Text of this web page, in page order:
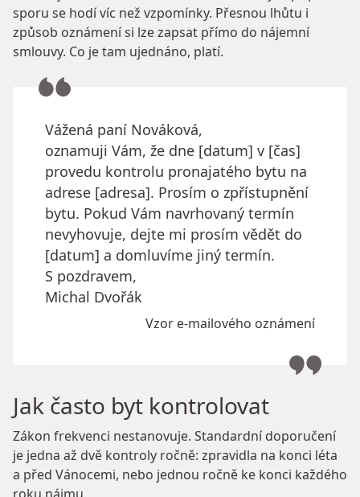
sporu se hodí víc než vzpomínky. Přesnou lhůtu i
způsob oznámení si lze zapsat přímo do nájemní
smlouvy. Co je tam ujednáno, platí.
Vážená paní Nováková,
oznamuji Vám, že dne [datum] v [čas]
provedu kontrolu pronajatého bytu na
adrese [adresa]. Prosím o zpřístupnění
bytu. Pokud Vám navrhovaný termín
nevyhovuje, dejte mi prosím vědět do
[datum] a domluvíme jiný termín.
S pozdravem,
Michal Dvořák
Vzor e-mailového oznámení
Jak často byt kontrolovat
Zákon frekvenci nestanovuje. Standardní doporučení
je jedna až dvě kontroly ročně: zpravidla na konci léta
a před Vánocemi, nebo jednou ročně ke konci každého